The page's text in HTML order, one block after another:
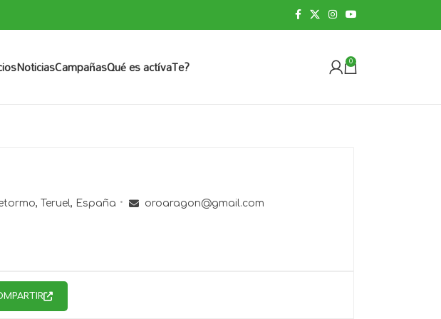
NoticiasCampañasQué es actívaTe? 0
Teruel, España oroaragon@gmail.com